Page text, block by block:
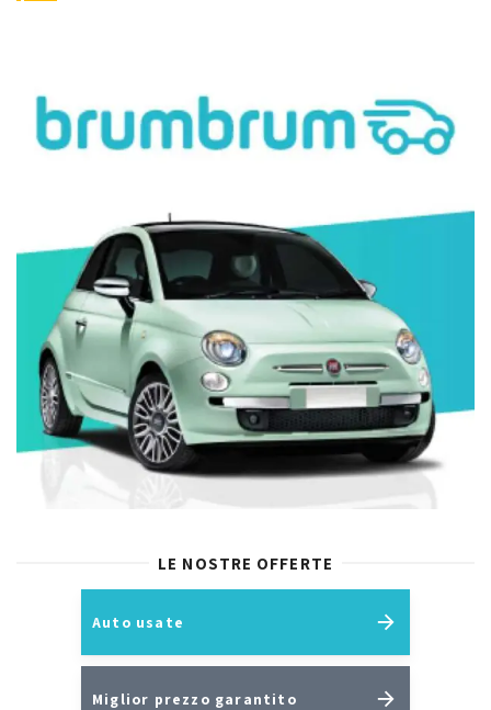
LE NOSTRE OFFERTE
Auto usate
Miglior prezzo garantito